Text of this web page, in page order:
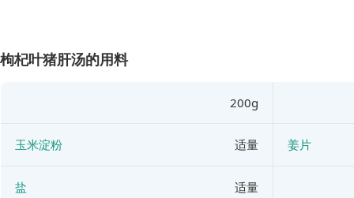
枸杞叶猪肝汤的用料
200g
玉米淀粉 适量 姜片
盐 适量